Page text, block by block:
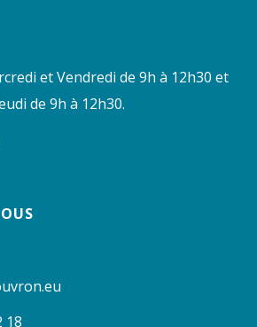
et Vendredi de 9h à 12h30 et
de 9h à 12h30.
18